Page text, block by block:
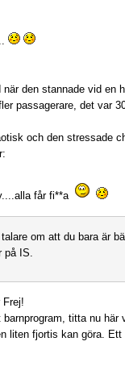
när den stannade vid en
passagerare, det var
och den stressade
får fi**a
om att du bara är
på IS.
Frej!
barnprogram, titta nu
liten fjortis kan göra.